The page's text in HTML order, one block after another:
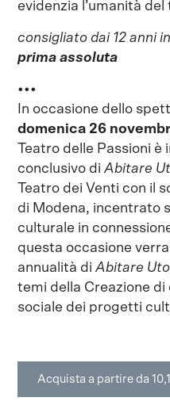
evidenzia l’umanità del
consigliato dai 12 anni
prima assoluta
•••
In occasione dello
domenica 26
Teatro delle Passioni
conclusivo diAbitare
Teatro dei Venti con il
di Modena, incentrato
culturale in
questa occasione
annualità diAbitare
temi della Creazione
sociale dei progetti
Acquista a partire da